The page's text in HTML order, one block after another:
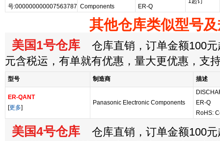
号:000000000007563787 Components
ER-Q
其他仓库类似型号
美国1号仓库 仓库直销，订单金额100元
元含税运，有单就有优惠，量大更优惠，支
型号 制造商 描述
ER-QANT
[更多]
Panasonic Electronic Components
ER-Q
RoHS:
美国4号仓库 仓库直销，订单金额100元